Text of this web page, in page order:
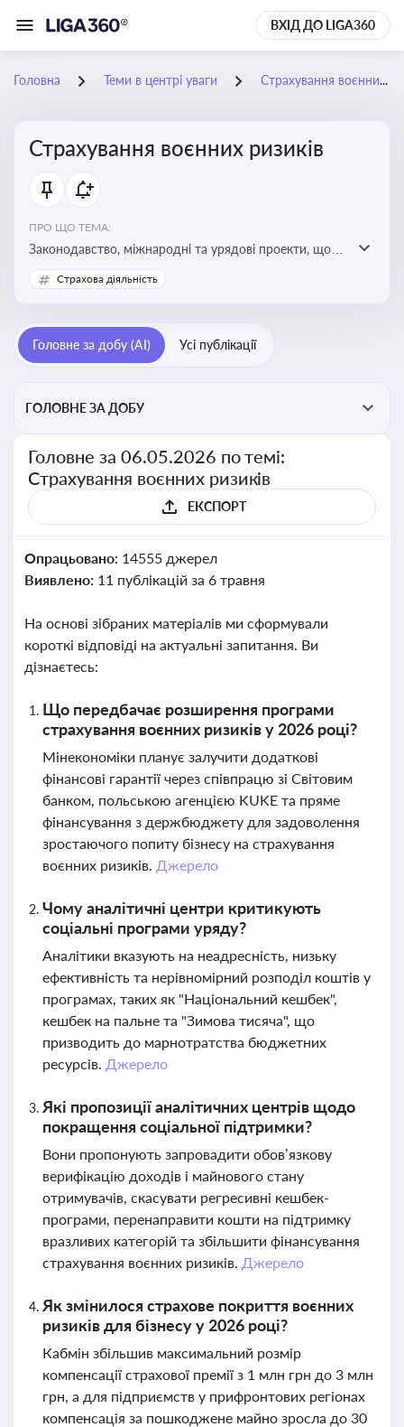
ВХІД ДО LIGA360
Головна Теми в центрі уваги Страхування воєнних ризиків
Страхування воєнних ризиків
ПРО ЩО ТЕМА:
Законодавство, міжнародні та урядові проекти, що
визначають та знижують воєнні ризики для власників
майна, боржників та кредиторів
Страхова діяльність
Головне за добу (AI) Усі публікації
ГОЛОВНЕ ЗА ДОБУ
Головне за 06.05.2026 по темі:
Страхування воєнних ризиків
ЕКСПОРТ
Опрацьовано: 14555 джерел
Виявлено: 11 публікацій за 6 травня
На основі зібраних матеріалів ми сформували
короткі відповіді на актуальні запитання. Ви
дізнаєтесь:
Що передбачає розширення програми
страхування воєнних ризиків у 2026 році?
Мінекономіки планує залучити додаткові
фінансові гарантії через співпрацю зі Світовим
банком, польською агенцією KUKE та пряме
фінансування з держбюджету для задоволення
зростаючого попиту бізнесу на страхування
воєнних ризиків. Джерело
Чому аналітичні центри критикують
соціальні програми уряду?
Аналітики вказують на неадресність, низьку
ефективність та нерівномірний розподіл коштів у
програмах, таких як "Національний кешбек",
кешбек на пальне та "Зимова тисяча", що
призводить до марнотратства бюджетних
ресурсів. Джерело
Які пропозиції аналітичних центрів щодо
покращення соціальної підтримки?
Вони пропонують запровадити обов’язкову
верифікацію доходів і майнового стану
отримувачів, скасувати регресивні кешбек-
програми, перенаправити кошти на підтримку
вразливих категорій та збільшити фінансування
страхування воєнних ризиків. Джерело
Як змінилося страхове покриття воєнних
ризиків для бізнесу у 2026 році?
Кабмін збільшив максимальний розмір
компенсації страхової премії з 1 млн грн до 3 млн
грн, а для підприємств у прифронтових регіонах
компенсація за пошкоджене майно зросла до 30